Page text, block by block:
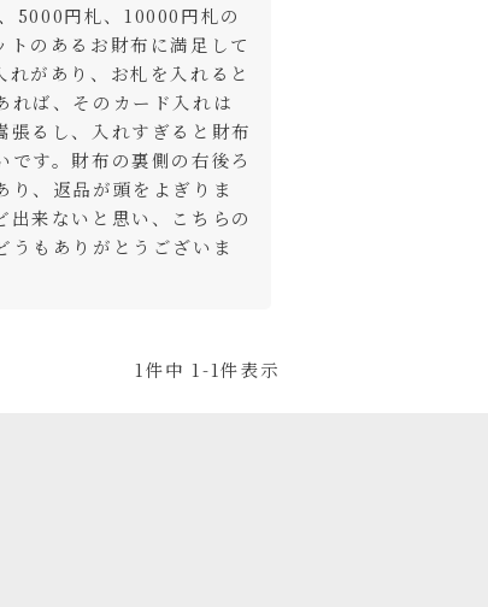
5000円札、10000円札の
のあるお財布に満足して
があり、お札を入れると
れば、そのカード入れは
張るし、入れすぎると財布
す。財布の裏側の右後ろ
り、返品が頭をよぎりま
出来ないと思い、こちらの
うもありがとうございま
1 件中 1 -1件表示